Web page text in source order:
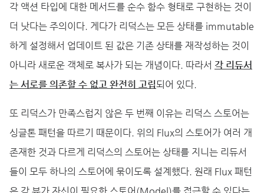
각 액션 타입에 대한 메서드를 순수 함수 형태로 구현하는 것이
더 낫다는 주의이다. 게다가 리덕스는 모든 상태를 immutable
하게 설정해서 업데이트 된 값은 기존 상태를 재작성하는 것이
아니라 새로운 객체로 복사가 되는 개념이다. 따라서 각 리듀서
는 서로를 의존할 수 없고 완전히 고립되어 있다.
또 리덕스가 만족스럽지 않은 두 번째 이유는 리덕스 스토어는
싱글톤 패턴을 따르기 때문이다. 위의 Flux의 스토어가 여러 개
존재한 것과 다르게 리덕스의 스토어는 상태를 지니는 리듀서
들이 모두 하나의 스토어에 묶이도록 설계했다. 원래 Flux 패턴